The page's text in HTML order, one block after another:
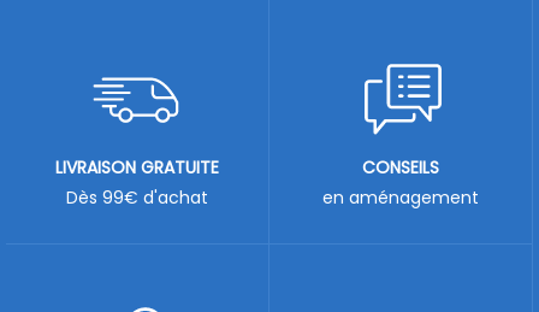
LIVRAISON GRATUITE
Dès 99€ d'achat
CONSEILS
en aménagement